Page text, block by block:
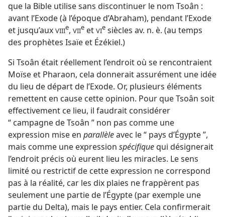
que la Bible utilise sans discontinuer le nom Tsoân :
avant l’Exode (à l’époque d’Abraham), pendant l’Exode
et jusqu’aux VIIIe, VIIe et VIe siècles av. n. è. (au temps
des prophètes Isaïe et Ézékiel.)
Si Tsoân était réellement l’endroit où se rencontraient
Moïse et Pharaon, cela donnerait assurément une idée
du lieu de départ de l’Exode. Or, plusieurs éléments
remettent en cause cette opinion. Pour que Tsoân soit
effectivement ce lieu, il faudrait considérer
“ campagne de Tsoân ” non pas comme une
expression mise en parallèleavec le “ pays d’Égypte ”,
mais comme une expression spécifiquequi désignerait
l’endroit précis où eurent lieu les miracles. Le sens
limité ou restrictif de cette expression ne correspond
pas à la réalité, car les dix plaies ne frappèrent pas
seulement une partie de l’Égypte (par exemple une
partie du Delta), mais le pays entier. Cela confirmerait